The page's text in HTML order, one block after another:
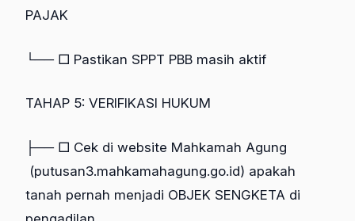
PAJAK
└── □ Pastikan SPPT PBB masih aktif
TAHAP 5: VERIFIKASI HUKUM
├── □ Cek di website Mahkamah Agung
(putusan3.mahkamahagung.go.id) apakah
tanah pernah menjadi OBJEK SENGKETA di